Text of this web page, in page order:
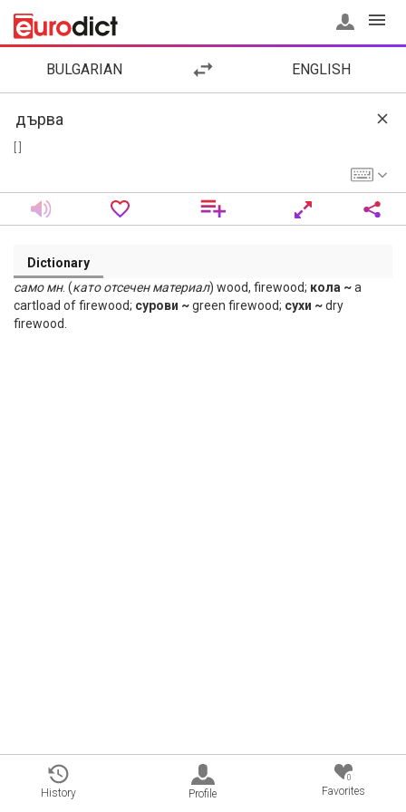
BULGARIAN ENGLISH
Dictionary
само мн. (като отсечен материал) wood, firewood; кола ~a
cartload of firewood; сурови ~green firewood; сухи ~dry
firewood.
History Profile
0
Favorites